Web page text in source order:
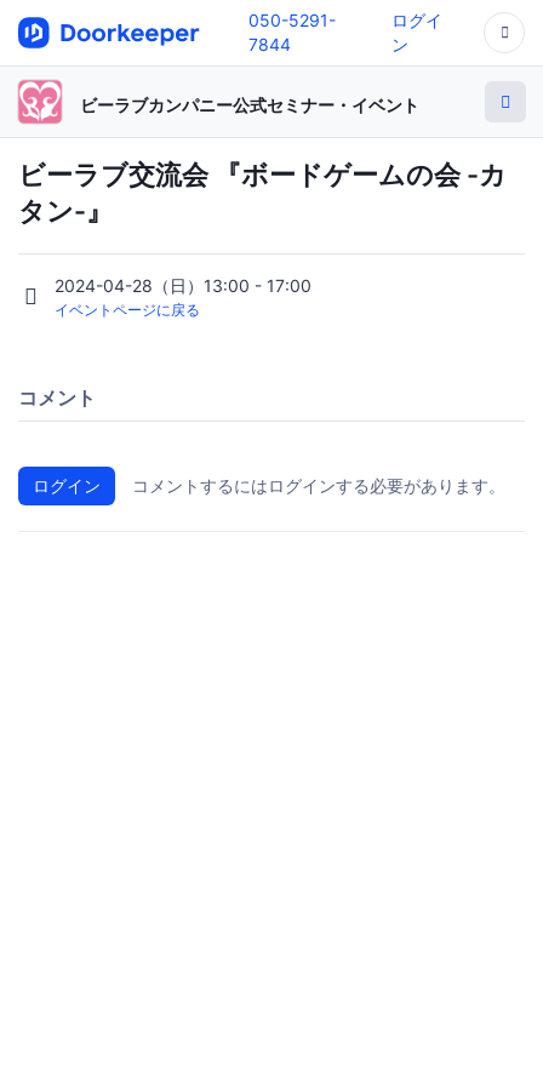
050-5291-
7844
ログイ
ン
ビーラブカンパニー公式セミナー・イベント
ビーラブ交流会 『ボードゲームの会 -カ
タン-』
2024-04-28（日）13:00 - 17:00
イベントページに戻る
コメント
ログイン コメントするにはログインする必要があります。